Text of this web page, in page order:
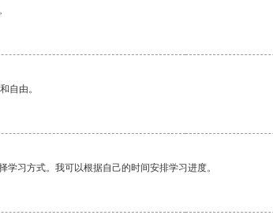
自由。
习方式。我可以根据自己的时间安排学习进度。